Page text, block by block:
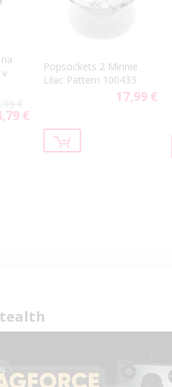
€
€
Popsockets 2 Minnie
Lilac Pattern 100433
17,99 €